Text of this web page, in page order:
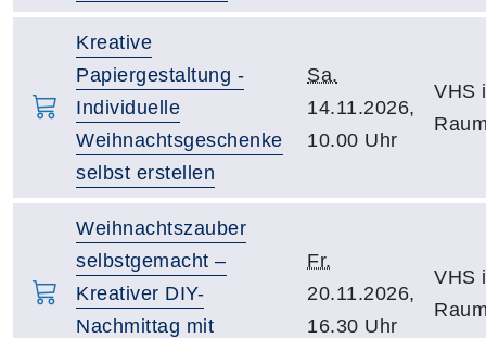
Kreative
Papiergestaltung -
Individuelle
Weihnachtsgeschenke
selbst erstellen
Sa.
14.11.2026,
10.00 Uhr
VHS
Weihnachtszauber
selbstgemacht –
Kreativer DIY-
Nachmittag mit
Fr.
20.11.2026,
16.30 Uhr
VHS